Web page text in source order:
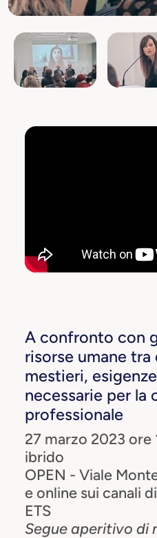
A confronto con
risorse umane
mestieri,
necessarie per la
professionale
27 marzo 2023 ore
ibrido
OPEN - Viale
e online sui canali
ETS
Segue aperitivo di